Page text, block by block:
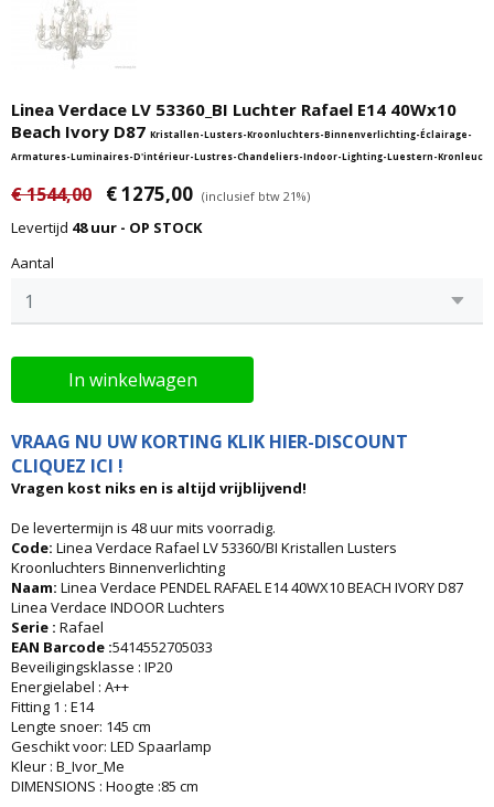
Linea Verdace LV 53360_BI Luchter Rafael E14 40Wx10
Beach Ivory D87 Kristallen-Lusters-Kroonluchters-Binnenverlichting-Éclairage-
Armatures-Luminaires-D'intérieur-Lustres-Chandeliers-Indoor-Lighting-Luestern-Kronleuc
€ 1544,00 € 1275,00 (inclusief btw 21%)
Levertijd 48 uur - OP STOCK
Aantal
In winkelwagen
VRAAG NU UW KORTING KLIK HIER-DISCOUNT
CLIQUEZ ICI !
Vragen kost niks en is altijd vrijblijvend!
De levertermijn is 48 uur mits voorradig.
Code: Linea Verdace Rafael LV 53360/BI Kristallen Lusters
Kroonluchters Binnenverlichting
Naam: Linea Verdace PENDEL RAFAEL E14 40WX10 BEACH IVORY D87
Linea Verdace INDOOR Luchters
Serie : Rafael
EAN Barcode :5414552705033
Beveiligingsklasse : IP20
Energielabel : A++
Fitting 1 : E14
Lengte snoer: 145 cm
Geschikt voor: LED Spaarlamp
Kleur : B_Ivor_Me
DIMENSIONS : Hoogte :85 cm